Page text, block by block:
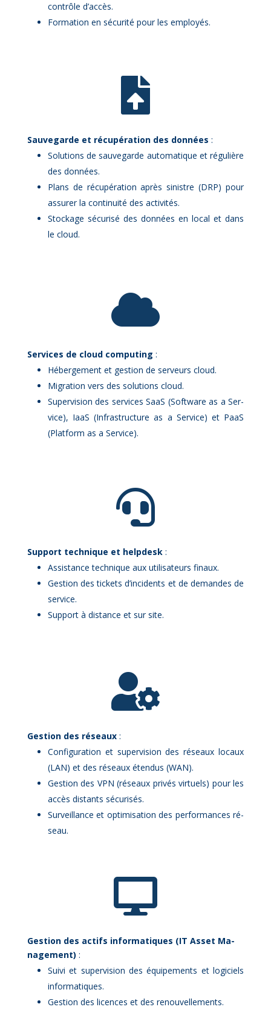
contrôle d’ac­cès.
For­ma­tion en sé­cu­ri­té pour les em­ployés.

Sau­ve­garde et ré­cu­pé­ra­tion des don­nées :
So­lu­tions de sau­ve­garde au­to­ma­tique et ré­gu­lière
des don­nées.
Plans de ré­cu­pé­ra­tion après si­nistre (DRP) pour
as­su­rer la conti­nui­té des ac­ti­vi­tés.
Sto­ckage sé­cu­ri­sé des don­nées en lo­cal et dans
le cloud.

Ser­vices de cloud com­pu­ting :
Hé­ber­ge­ment et ges­tion de ser­veurs cloud.
Mi­gra­tion vers des so­lu­tions cloud.
Su­per­vi­sion des ser­vices SaaS (Soft­ware as a Ser­
vice), IaaS (In­fra­struc­ture as a Ser­vice) et PaaS
(Plat­form as a Ser­vice).

Sup­port tech­nique et help­desk:
As­sis­tance tech­nique aux uti­li­sa­teurs fi­naux.
Ges­tion des ti­ckets d’in­ci­dents et de de­mandes de
ser­vice.
Sup­port à dis­tance et sur site.

Ges­tion des ré­seaux:
Confi­gu­ra­tion et su­per­vi­sion des ré­seaux lo­caux
(LAN) et des ré­seaux éten­dus (WAN).
Ges­tion des VPN (ré­seaux pri­vés vir­tuels) pour les
ac­cès dis­tants sé­cu­ri­sés.
Sur­veillance et op­ti­mi­sa­tion des per­for­mances ré­
seau.

Ges­tion des ac­tifs in­for­ma­tiques (IT As­set Ma­
na­ge­ment) :
Sui­vi et su­per­vi­sion des équi­pe­ments et lo­gi­ciels
in­for­ma­tiques.
Ges­tion des li­cences et des re­nou­vel­le­ments.